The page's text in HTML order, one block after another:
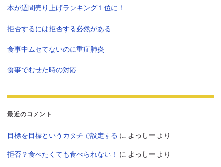
本が週間売り上げランキング１位に！
拒否するには拒否する必然がある
食事中ムセてないのに重症肺炎
食事でむせた時の対応
最近のコメント
目標を目標というカタチで設定する に よっしー より
拒否？食べたくても食べられない！ に よっしー より